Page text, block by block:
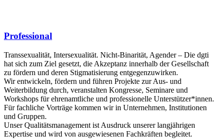
Professional
Transsexualität, Intersexualität. Nicht-Binarität, Agender – Die dgti
hat sich zum Ziel gesetzt, die Akzeptanz innerhalb der Gesellschaft
zu fördern und deren Stigmatisierung entgegenzuwirken.
Wir entwickeln, fördern und führen Projekte zur Aus- und
Weiterbildung durch, veranstalten Kongresse, Seminare und
Workshops für ehrenamtliche und professionelle Unterstützer*innen.
Für fachliche Vorträge kommen wir in Unternehmen, Institutionen
und Gruppen.
Unser Qualitätsmanagement ist Ausdruck unserer langjährigen
Expertise und wird von ausgewiesenen Fachkräften begleitet.